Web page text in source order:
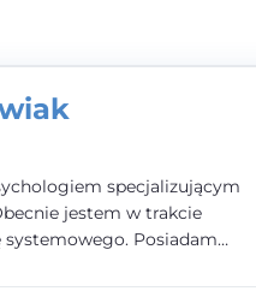
specjalizującym
jestem w trakcie
Posiadam
oraz należę do Polskiego